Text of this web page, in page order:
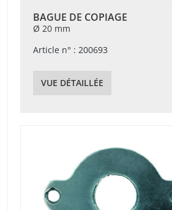
BAGUE DE COPIAGE
Ø 20 mm
Article n° : 200693
VUE DÉTAILLÉE